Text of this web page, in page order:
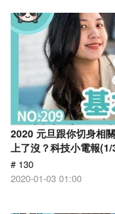
2020 元旦跟你切身相
上了沒？科技小電報(1/
# 130
2020-01-03 01:00